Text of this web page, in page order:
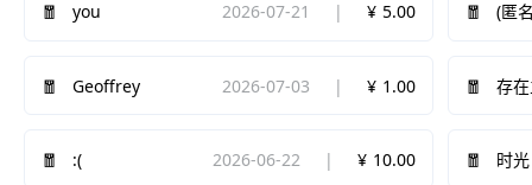
you 2026-07-21 5.00 (匿
Geoffrey 2026-07-03 1.00 存
:( 2026-06-22 10.00 时光